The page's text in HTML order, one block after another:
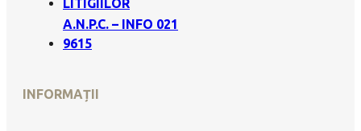
LITIGIILOR
A.N.P.C. – INFO 021
9615
INFORMAȚII